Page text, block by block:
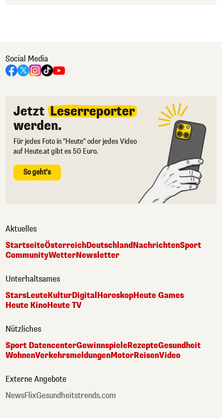
Social Media
Jetzt Leserreporter
werden.
Für jedes Foto in "Heute" oder jedes Video
auf Heute.at gibt es 50 Euro.
So geht's
Aktuelles
StartseiteÖsterreichDeutschlandNachrichtenSport
CommunityWetterNewsletter
Unterhaltsames
StarsLeuteKulturDigitalHoroskopHeute Games
Heute KinoHeute TV
Nützliches
Sport DatencenterGewinnspieleRezepteGesundheit
WohnenVerkehrsmeldungenMotorReisenVideo
Externe Angebote
NewsFlixGesundheitstrends.com